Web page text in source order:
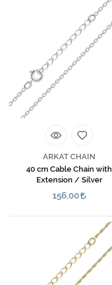
ARKAT CHAIN
40 cm Cable Chain with
Extension / Silver
156,00